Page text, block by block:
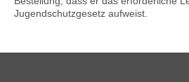
Jugendschutzgesetz aufweist.